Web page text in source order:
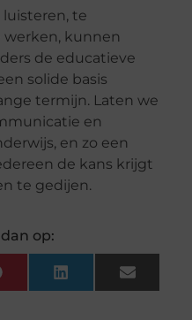
luisteren, te
kunnen
de educatieve
solide basis
termijn. Laten we
en
en zo een
de kans krijgt
te gedijen.
op:
PinterestLinkedInEmail